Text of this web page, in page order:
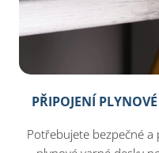
PŘIPOJENÍ
Potřebujete bezpečné